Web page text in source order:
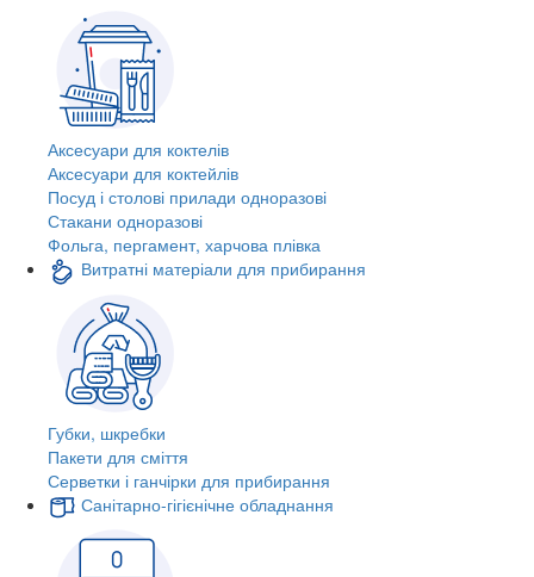
Аксесуари для коктелів
Аксесуари для коктейлів
Посуд і столові прилади одноразові
Стакани одноразові
Фольга, пергамент, харчова плівка
Витратні матеріали для прибирання
Губки, шкребки
Пакети для сміття
Серветки і ганчірки для прибирання
Санітарно-гігієнічне обладнання